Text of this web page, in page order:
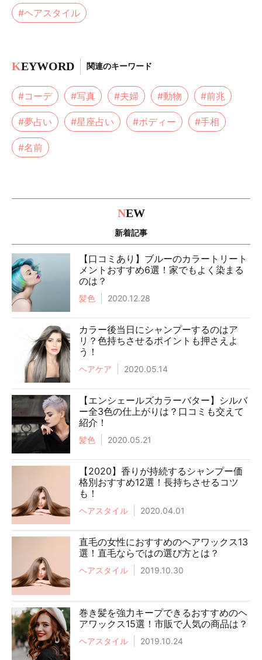
#ヘアスタイル
KEYWORD 関連のキーワード
#コーデ #写真 #夫婦 #動物 #前兆
#夢占い #星座占い #ボディー #手相
#名前
NEW
新着記事
【口コミあり】ブルーのカラートリート
メントおすすめ6選！家でもよく染まる
のは？
髪色 2020.12.28
カラー後当日にシャンプーするのはア
リ？色持ちさせるポイントも押さえよ
う！
ヘアケア 2020.05.14
【エンシェールズカラーバター】シルバ
ー全3色の仕上がりは？口コミも交えて
紹介！
髪色 2020.05.21
【2020】香りが持続するシャンプー価
格別おすすめ12選！長持ちさせるコツ
も！
ヘアスタイル 2020.04.01
直毛の女性におすすめのヘアワックス13
選！直毛ならではの選び方とは？
ヘアスタイル 2019.10.30
巻き髪を強力キープできるおすすめのヘ
アワックス15選！市販で人気の商品は？
ヘアスタイル 2019.10.24